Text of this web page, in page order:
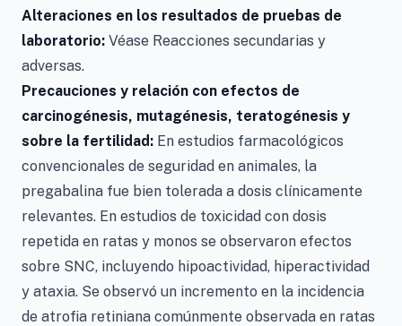
Alteraciones en los resultados de pruebas de
laboratorio: Véase Reacciones secundarias y
adversas.
Precauciones y relación con efectos de
carcinogénesis, mutagénesis, teratogénesis y
sobre la fertilidad: En estudios farmacológicos
convencionales de seguridad en animales, la
pregabalina fue bien tolerada a dosis clínicamente
relevantes. En estudios de toxicidad con dosis
repetida en ratas y monos se observaron efectos
sobre SNC, incluyendo hipoactividad, hiperactividad
y ataxia. Se observó un incremento en la incidencia
de atrofia retiniana comúnmente observada en ratas